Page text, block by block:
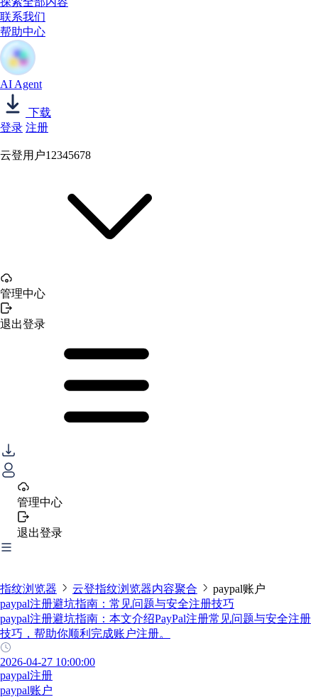
联系我们
帮助中心
AI Agent
下载
登录 注册
云登用户12345678
管理中心
退出登录
管理中心
退出登录
指纹浏览器 云登指纹浏览器内容聚合
paypal账户
paypal注册避坑指南：常见问题与安全注册技巧
paypal注册避坑指南：本文介绍PayPal注册常见问题与安全注册
技巧，帮助你顺利完成账户注册。
2026-04-27 10:00:00
paypal注册
paypal账户